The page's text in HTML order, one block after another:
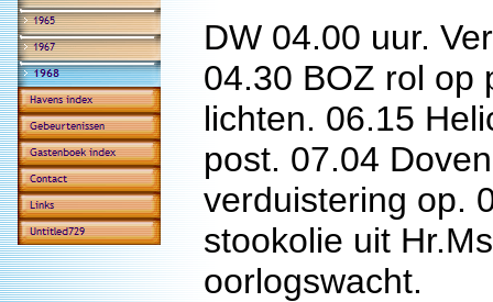
DW 04.00 uur.
04.30 BOZ rol op
lichten. 06.15
post. 07.04
verduistering op.
stookolie uit
oorlogswacht.